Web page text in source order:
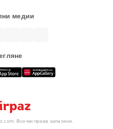
медии
Всички права запазени.